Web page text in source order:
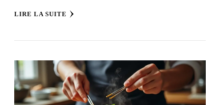
LIRE LA SUITE